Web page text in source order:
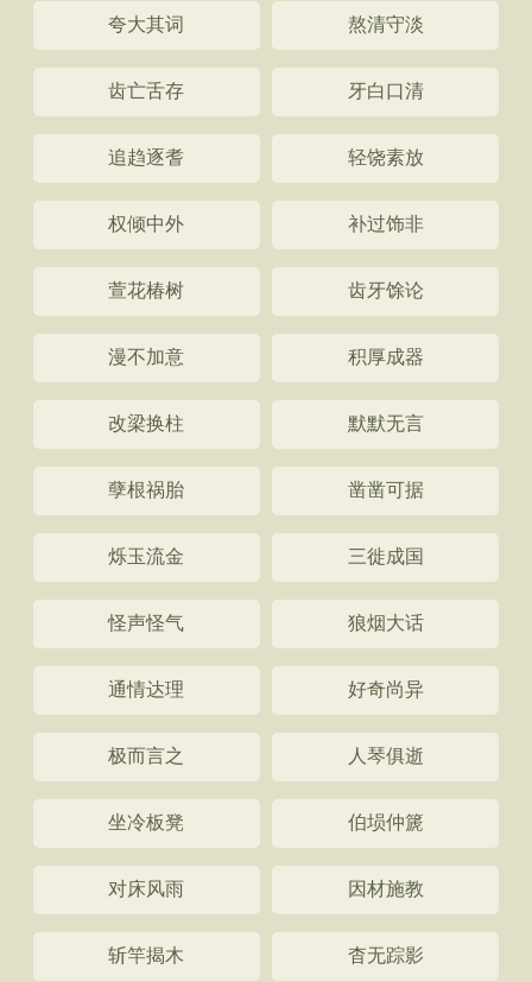
夸大其词 熬清守淡
齿亡舌存 牙白口清
追趋逐耆 轻饶素放
权倾中外 补过饰非
萱花椿树 齿牙馀论
漫不加意 积厚成器
改梁换柱 默默无言
孽根祸胎 凿凿可据
烁玉流金 三徙成国
怪声怪气 狼烟大话
通情达理 好奇尚异
极而言之 人琴俱逝
坐冷板凳 伯埙仲篪
对床风雨 因材施教
斩竿揭木 杳无踪影